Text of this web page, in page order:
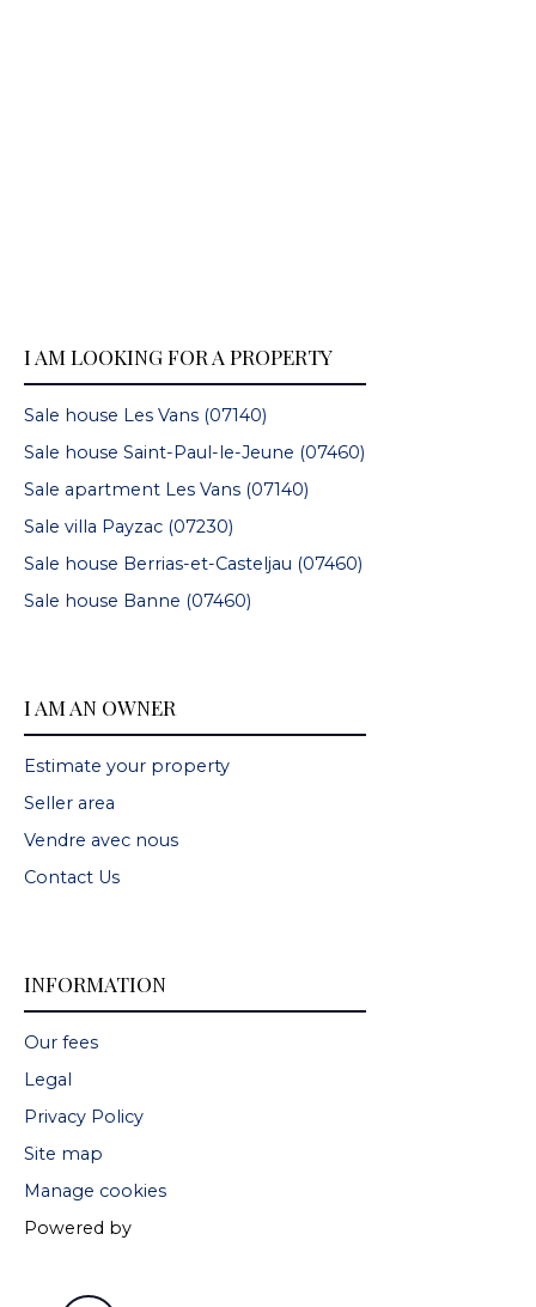
I AM LOOKING FOR A PROPERTY
Sale house Les Vans (07140)
Sale house Saint-Paul-le-Jeune (07460)
Sale apartment Les Vans (07140)
Sale villa Payzac (07230)
Sale house Berrias-et-Casteljau (07460)
Sale house Banne (07460)
I AM AN OWNER
Estimate your property
Seller area
Vendre avec nous
Contact Us
INFORMATION
Our fees
Legal
Privacy Policy
Site map
Manage cookies
Powered by